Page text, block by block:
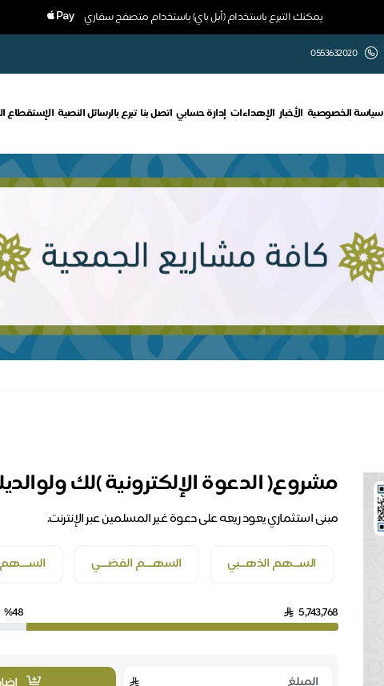
يمكنك التبرع باستخدام (أبل باي) باستخدام متصفح سفاري
0553632020
سياسة الخصوصية الأخبار الإهداءات إدارة حسابي اتصل بنا تبرع بالرسائل النصية الإستقطاع
مشروع( الدعوة الإلكترونية )لك
مبنى استثماري يعود ريعه على دعوة غير المسلمين عبر الإنترنت.
الســـهم الذهـــبي السهــــم الفضــــي الســــهم
5,743,768
%48